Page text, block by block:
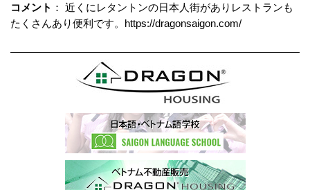
コメント ： 近くにレタントンの日本人街がありレストランも
たくさんあり便利です。https://dragonsaigon.com/